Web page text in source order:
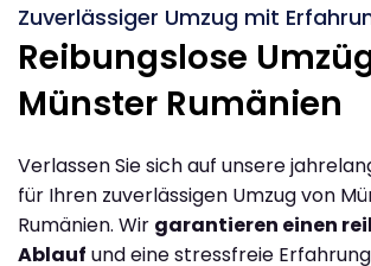
Zuverlässiger Umzug mit
Reibungslose
Münster Rumänien
Verlassen Sie sich auf unsere
für Ihren zuverlässigen Umzug von
Rumänien. Wir garantieren einen
Ablauf und eine stressfreie